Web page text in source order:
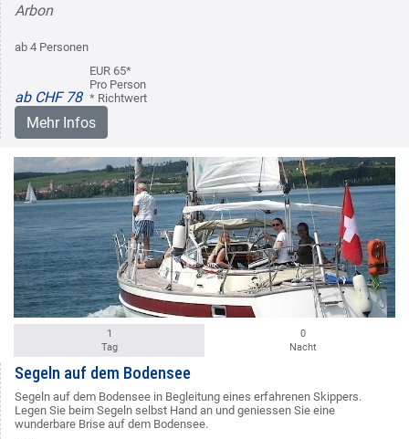
Arbon
ab 4 Personen
ab CHF 78
EUR 65*
Pro Person
* Richtwert
Mehr Infos
1
Tag
0
Nacht
Segeln auf dem Bodensee
Segeln auf dem Bodensee in Begleitung eines erfahrenen Skippers.
Legen Sie beim Segeln selbst Hand an und geniessen Sie eine
wunderbare Brise auf dem Bodensee.